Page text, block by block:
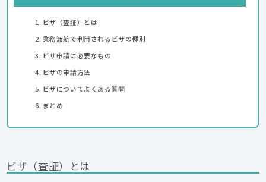
ビザ（査証）とは
業務渡航で利用されるビザの種別
ビザ申請に必要なもの
ビザの申請方法
ビザについてよくある質問
まとめ
ビザ（査証）とは